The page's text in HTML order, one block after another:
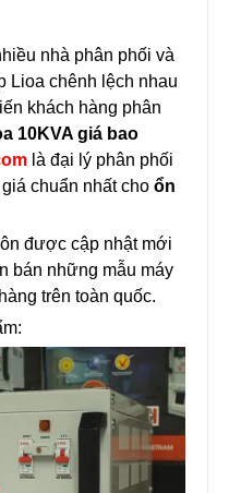
nhà phân phối và
Lioa chênh lệch nhau
khách hàng phân
10KVA giá bao
là đại lý phân phối
chuẩn nhất cho ổn
được cập nhật mới
bán những mẫu máy
trên toàn quốc.